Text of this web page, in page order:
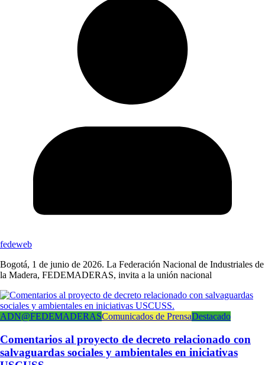
fedeweb
Bogotá, 1 de junio de 2026. La Federación Nacional de Industriales de
la Madera, FEDEMADERAS, invita a la unión nacional
ADN@FEDEMADERASComunicados de PrensaDestacado
Comentarios al proyecto de decreto relacionado con
salvaguardas sociales y ambientales en iniciativas